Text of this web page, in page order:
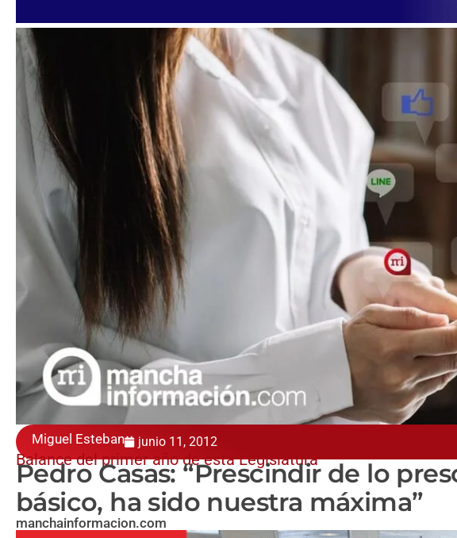
Miguel Esteban junio 11, 2012
Balance del primer año de esta Legislatura
Pedro Casas: “Prescindir de lo
básico, ha sido nuestra máxima”
manchainformacion.com